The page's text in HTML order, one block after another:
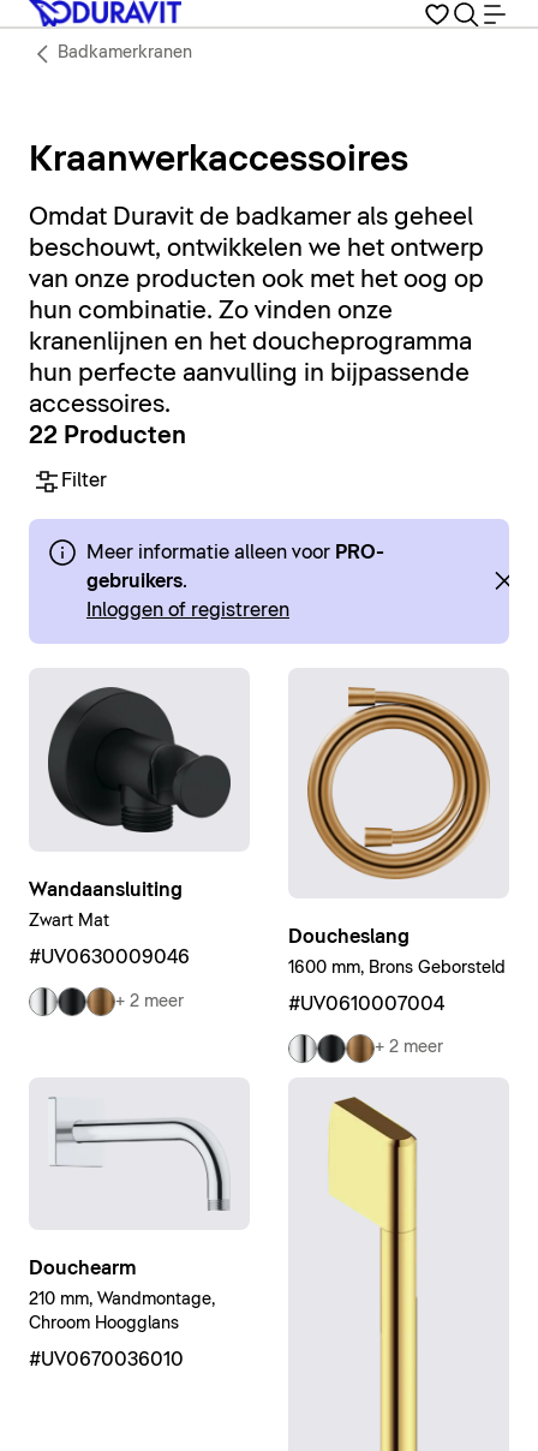
Badkamerkranen
Kraanwerkaccessoires
Omdat Duravit de badkamer als geheel
beschouwt, ontwikkelen we het ontwerp
van onze producten ook met het oog op
hun combinatie. Zo vinden onze
kranenlijnen en het doucheprogramma
hun perfecte aanvulling in bijpassende
accessoires.
22 Producten
Filter
Meer informatie alleen voor PRO-
gebruikers.
Inloggen of registreren
Wandaansluiting
Zwart Mat
#UV0630009046
+ 2 meer
Doucheslang
1600 mm, Brons Geborsteld
#UV0610007004
+ 2 meer
Douchearm
210 mm, Wandmontage,
Chroom Hoogglans
#UV0670036010